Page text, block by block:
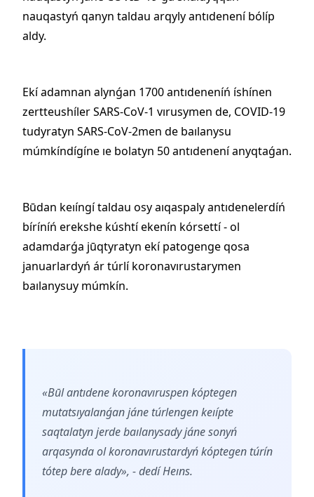
nauqastyń qanyn taldau arqyly antıdenení bólíp
aldy.
Ekí adamnan alynǵan 1700 antıdeneníń íshínen
zertteushíler SARS-CoV-1 vırusymen de, COVID-19
tudyratyn SARS-CoV-2men de baılanysu
múmkíndígíne ıe bolatyn 50 antıdenení anyqtaǵan.
Būdan keıíngí taldau osy aıqaspaly antıdenelerdíń
bíríníń erekshe kúshtí ekenín kórsettí - ol
adamdarǵa jūqtyratyn ekí patogenge qosa
januarlardyń ár túrlí koronavırustarymen
baılanysuy múmkín.
«Būl antıdene koronavıruspen kóptegen
mutatsıyalanǵan jáne túrlengen keıípte
saqtalatyn jerde baılanysady jáne sonyń
arqasynda ol koronavırustardyń kóptegen túrín
tótep bere alady», - dedí Heıns.